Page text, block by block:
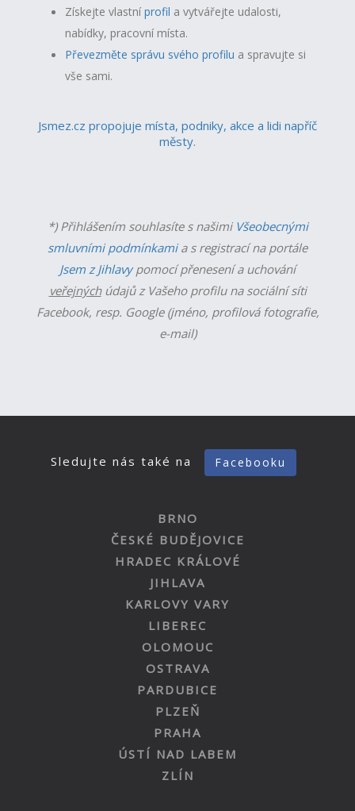
Získejte vlastníprofil a vytvářejte udalosti,
nabídky, pracovní místa.
Převezměte správu svého profilu a spravujte si
vše sami.
Jsmez.cz propojuje místa, podniky, akce a lidi napříč
městy.
*) Přihlášením souhlasíte s našimi Všeobecnými
smluvními podmínkamia s registrací na portále
Jsem z Jihlavypomocí přenesení a uchování
veřejnýchúdajů z Vašeho profilu na sociální síti
Facebook, resp. Google (jméno, profilová fotografie,
e-mail)
Sledujte nás také na Facebooku
BRNO
ČESKÉ BUDĚJOVICE
HRADEC KRÁLOVÉ
JIHLAVA
KARLOVY VARY
LIBEREC
OLOMOUC
OSTRAVA
PARDUBICE
PLZEŇ
PRAHA
ÚSTÍ NAD LABEM
ZLÍN